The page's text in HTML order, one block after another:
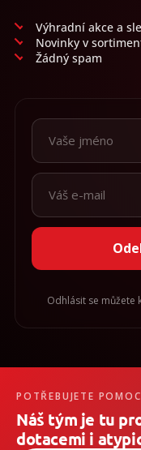
Výhradní akce a
Novinky v
Žádný spam
Odhlásit se můžete
POTŘEBUJETE
Náš tým je tu
dotacemi i